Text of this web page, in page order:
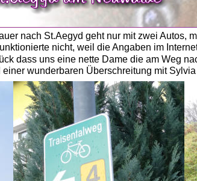
nach St.Aegyd geht nur mit zwei Autos,
nicht, weil die Angaben im
dass uns eine nette Dame die am Weg
einer wunderbaren Überschreitung mit